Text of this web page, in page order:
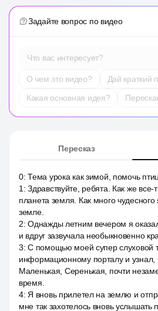
Задайте вопрос по видео
Что вас интересует?
О чем это видео?
Дай краткий
Какая основная идея?
Пересказ
0:Тема урока как зимой, помочь
1 :Здравствуйте, ребята. Как же
планета земля. Как много
земле.
2:Однажды летним вечером я
и вдруг зазвучала необыкновенно
3:С помощью моей супер слуховой
информационному порталу и узнал,
Маленькая, Серенькая, почти
время.
4: Я вновь прилетел на землю и
мне так захотелось вновь услышать